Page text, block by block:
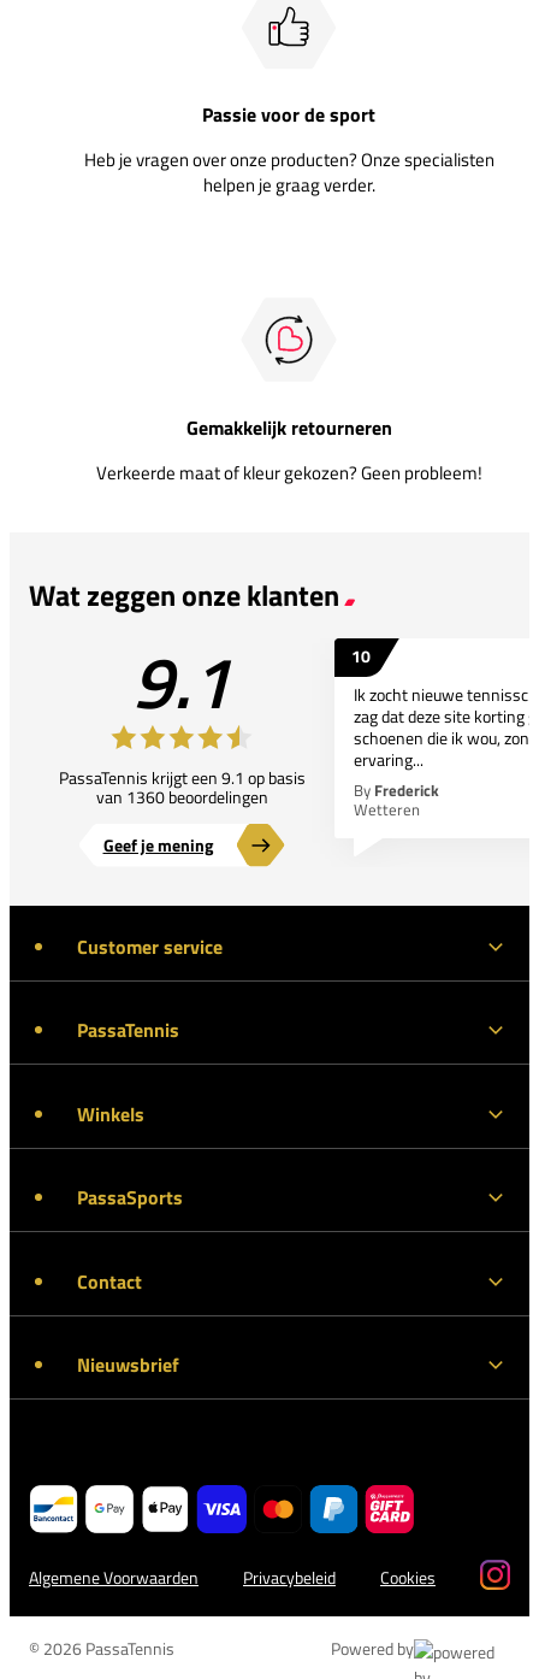
Passie voor de sport
Heb je vragen over onze producten? Onze specialisten
helpen je graag verder.
Gemakkelijk retourneren
Verkeerde maat of kleur gekozen? Geen probleem!
Wat zeggen onze klanten
9.1
PassaTennis krijgt een 9.1 op basis
van 1360 beoordelingen
Geef je mening
10
Ik zocht nieuwe
zag dat deze site korting
schoenen die ik wou,
ervaring...
By Frederick
Wetteren
Customer service
PassaTennis
Winkels
PassaSports
Contact
Nieuwsbrief
Algemene Voorwaarden Privacybeleid Cookies
© 2026 PassaTennis Powered by